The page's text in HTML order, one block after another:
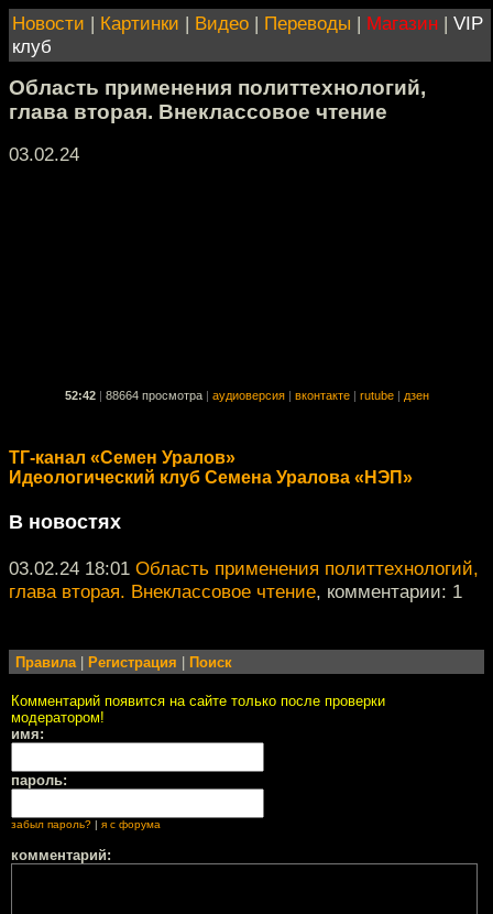
Новости | Картинки | Видео | Переводы | Магазин | VIP
клуб
Область применения политтехнологий,
глава вторая. Внеклассовое чтение
03.02.24
52:42 88664 просмотра аудиоверсия вконтакте rutube дзен
ТГ-канал «Семен Уралов»
Идеологический клуб Семена Уралова «НЭП»
В новостях
03.02.24 18:01 Область применения политтехнологий,
глава вторая. Внеклассовое чтение, комментарии: 1
Правила| Регистрация Поиск
Комментарий появится на сайте только после проверки
модератором!
имя:
пароль:
забыл пароль? я с форума
комментарий: